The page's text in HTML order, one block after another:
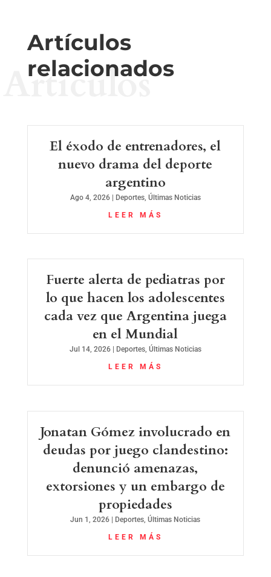
Artículos
relacionados
Artículos
El éxodo de entrenadores, el
nuevo drama del deporte
argentino
Ago 4, 2026| Deportes, Últimas Noticias
LEER MÁS
Fuerte alerta de pediatras por
lo que hacen los adolescentes
cada vez que Argentina juega
en el Mundial
Jul 14, 2026| Deportes, Últimas Noticias
LEER MÁS
Jonatan Gómez involucrado en
deudas por juego clandestino:
denunció amenazas,
extorsiones y un embargo de
propiedades
Jun 1, 2026 | Deportes ,Últimas Noticias
LEER MÁS